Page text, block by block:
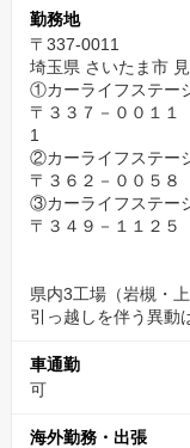
勤務地
〒337-0011
埼玉県 さいたま市
①カーライフステー
〒３３７－００１
1
②カーライフステー
〒３６２－００５８
③カーライフステー
〒３４９－１１２
県内3工場（岩槻・
引っ越しを伴う異動
車通勤
可
海外勤務・出張